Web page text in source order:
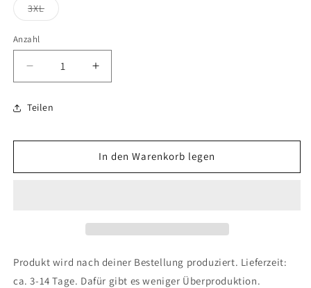
3XLVariante
ausverkauft
Anzahl
Anzahl
Verringere
die
Menge
für
die
Drei
Erhöhe
die
die
lustigen
Drei
Teilen
In den Warenkorb legen
Produkt wird nach deiner Bestellung produziert. Lieferzeit:
ca. 3-14 Tage. Dafür gibt es weniger Überproduktion.